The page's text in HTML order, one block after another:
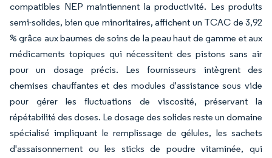
compatibles NEP maintiennent la productivité. Les produits
semi-solides, bien que minoritaires, affichent un TCAC de 3,92
% grâce aux baumes de soins de la peau haut de gamme et aux
médicaments topiques qui nécessitent des pistons sans air
pour un dosage précis. Les fournisseurs intègrent des
chemises chauffantes et des modules d'assistance sous vide
pour gérer les fluctuations de viscosité, préservant la
répétabilité des doses. Le dosage des solides reste un domaine
spécialisé impliquant le remplissage de gélules, les sachets
d'assaisonnement ou les sticks de poudre vitaminée, qui